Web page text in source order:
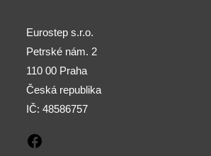
Eurostep s.r.o.
Petrské nám. 2
110 00 Praha
Česká republika
IČ: 48586757